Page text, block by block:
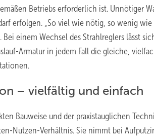
Betriebs erforderlich ist. Unnötiger
erfolgen. „So viel wie nötig, so wenig wie
Bei einem Wechsel des Strahlreglers lässt
Armatur in jedem Fall die gleiche,
– vielfältig und einfach
Bauweise und der praxistauglichen
Nutzen-Verhältnis. Sie nimmt bei